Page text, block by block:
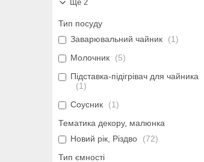
Ще 2
Тип посуду
Заварювальний чайник
1
Молочник
5
Підставка-підігрівач для чайника
1
Соусник
1
Тематика декору, малюнка
Новий рік, Різдво
72
Тип ємності